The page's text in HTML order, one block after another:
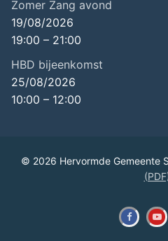
Zomer Zang avond
19/08/2026
19:00 – 21:00
HBD bijeenkomst
25/08/2026
10:00 – 12:00
© 2026 Hervormde Gemeente